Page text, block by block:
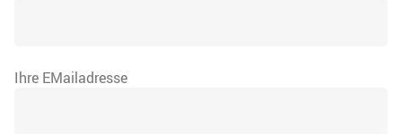
Ihre EMailadresse